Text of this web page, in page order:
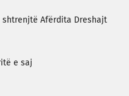
Afërdita Dreshajt
e saj